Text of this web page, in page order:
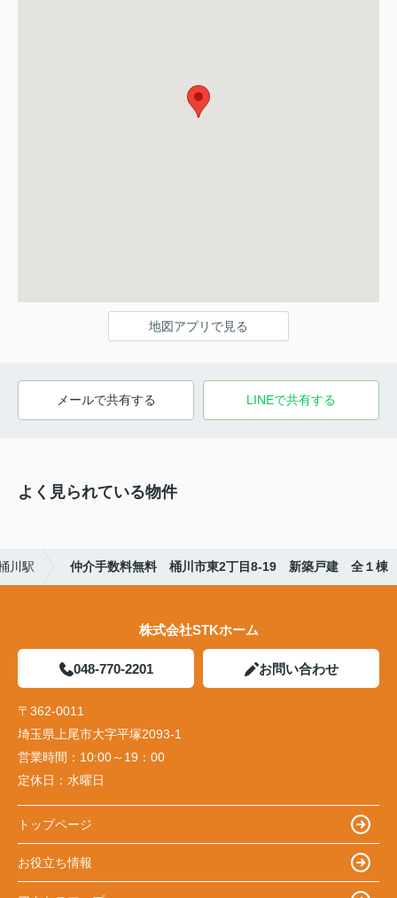
地図アプリで見る
メールで共有する LINEで共有する
よく見られている物件
川駅 仲介手数料無料 桶川市東2丁目8-19 新築戸建 全１棟
株式会社STKホーム
048-770-2201 お問い合わせ
〒362-0011
埼玉県上尾市大字平塚2093-1
営業時間： 10:00～19：00
定休日： 水曜日
トップページ
お役立ち情報